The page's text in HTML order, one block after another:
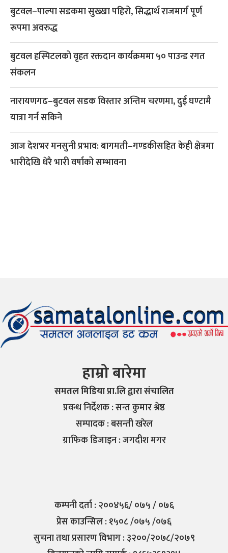
बुटवल–पाल्पा सडकमा सुख्खा पहिरो, सिद्धार्थ राजमार्ग पूर्ण
रूपमा अवरुद्ध
बुटवल हस्पिटलको वृहत रक्तदान कार्यक्रममा ५० पाउन्ड रगत
संकलन
नारायणगढ–बुटवल सडक विस्तार अन्तिम चरणमा, दुई घण्टामै
यात्रा गर्न सकिने
आज देशभर मनसुनी प्रभाव: बागमती–गण्डकीसहित केही क्षेत्रमा
भारीदेखि धेरै भारी वर्षाको सम्भावना
हाम्रो बारेमा
समतल मिडिया प्रा.लि द्वारा संचालित
प्रवन्ध निर्देशक : सन्त कुमार श्रेष्ठ
सम्पादक : बसन्ती खरेल
ग्राफिक डिजाइन : जगदीश मगर
कम्पनी दर्ता : २००४५६/ ०७५ / ०७६
प्रेस काउन्सिल : १५०८ /०७५ /०७६
सुचना तथा प्रसारण विभाग : ३२००/२०७८/२०७९